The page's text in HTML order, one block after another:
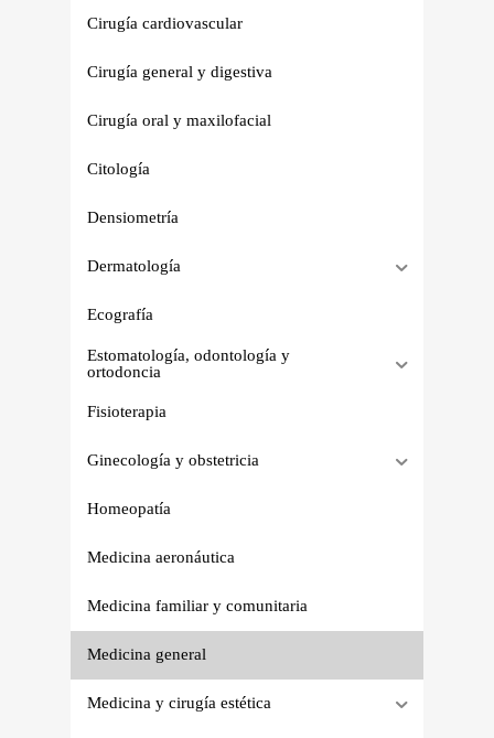
Cirugía cardiovascular
Cirugía general y digestiva
Cirugía oral y maxilofacial
Citología
Densiometría
Dermatología
Ecografía
Estomatología, odontología y
ortodoncia
Fisioterapia
Ginecología y obstetricia
Homeopatía
Medicina aeronáutica
Medicina familiar y comunitaria
Medicina general
Medicina y cirugía estética